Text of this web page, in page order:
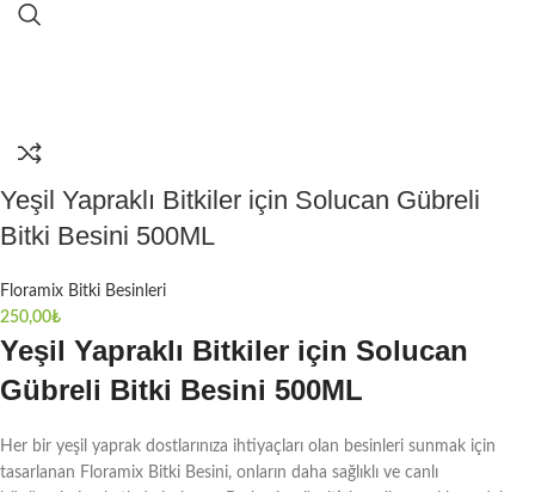
Yeşil Yapraklı Bitkiler için Solucan Gübreli
Bitki Besini 500ML
Floramix Bitki Besinleri
250,00₺
Yeşil Yapraklı Bitkiler için Solucan
Gübreli Bitki Besini 500ML
Her bir yeşil yaprak dostlarınıza ihtiyaçları olan besinleri sunmak için
tasarlanan Floramix Bitki Besini, onların daha sağlıklı ve canlı